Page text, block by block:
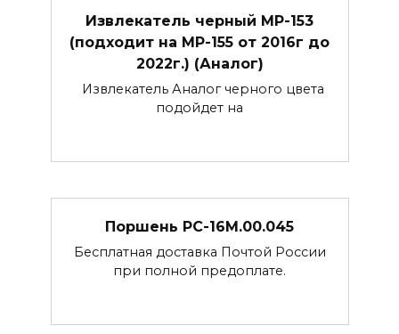
Извлекатель черный МР-153
(подходит на МР-155 от 2016г до
2022г.) (Аналог)
Извлекатель Аналог черного цвета
подойдет на
Поршень РС-16М.00.045
Бесплатная доставка Почтой России
при полной предоплате.